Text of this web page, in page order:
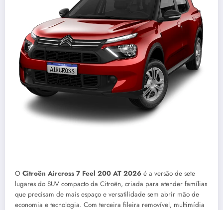
O Citroën Aircross 7 Feel 200 AT 2026 é a versão de sete
lugares do SUV compacto da Citroën, criada para atender famílias
que precisam de mais espaço e versatilidade sem abrir mão de
economia e tecnologia. Com terceira fileira removível, multimídia